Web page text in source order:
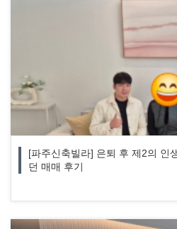
[파주신축빌라] 은퇴 후 제2의 인
던 매매 후기